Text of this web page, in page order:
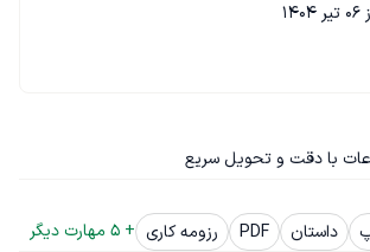
با دقت و تحویل سریع
داستان PDF رزومه کاری +
5 مهارت دیگر